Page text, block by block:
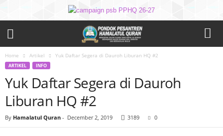
Home Artikel Yuk Daftar Segera di Dauroh Liburan HQ #2
ARTIKEL INFO
Yuk Daftar Segera di Dauroh
Liburan HQ #2
By Hamalatul Quran - December 2, 2019 3189 0